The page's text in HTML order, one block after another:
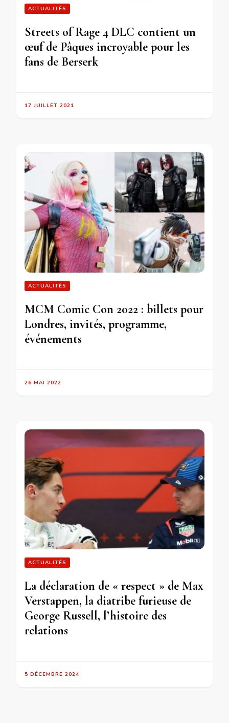
ACTUALITÉS
Streets of Rage 4 DLC contient un
œuf de Pâques incroyable pour les
fans de Berserk
17 JUILLET 2021
ACTUALITÉS
MCM Comic Con 2022 : billets pour
Londres, invités, programme,
événements
26 MAI 2022
ACTUALITÉS
La déclaration de « respect » de Max
Verstappen, la diatribe furieuse de
George Russell, l’histoire des
relations
5 DÉCEMBRE 2024